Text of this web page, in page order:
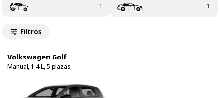
1 1
Filtros
Volkswagen Golf
Manual, 1.4 L, 5 plazas